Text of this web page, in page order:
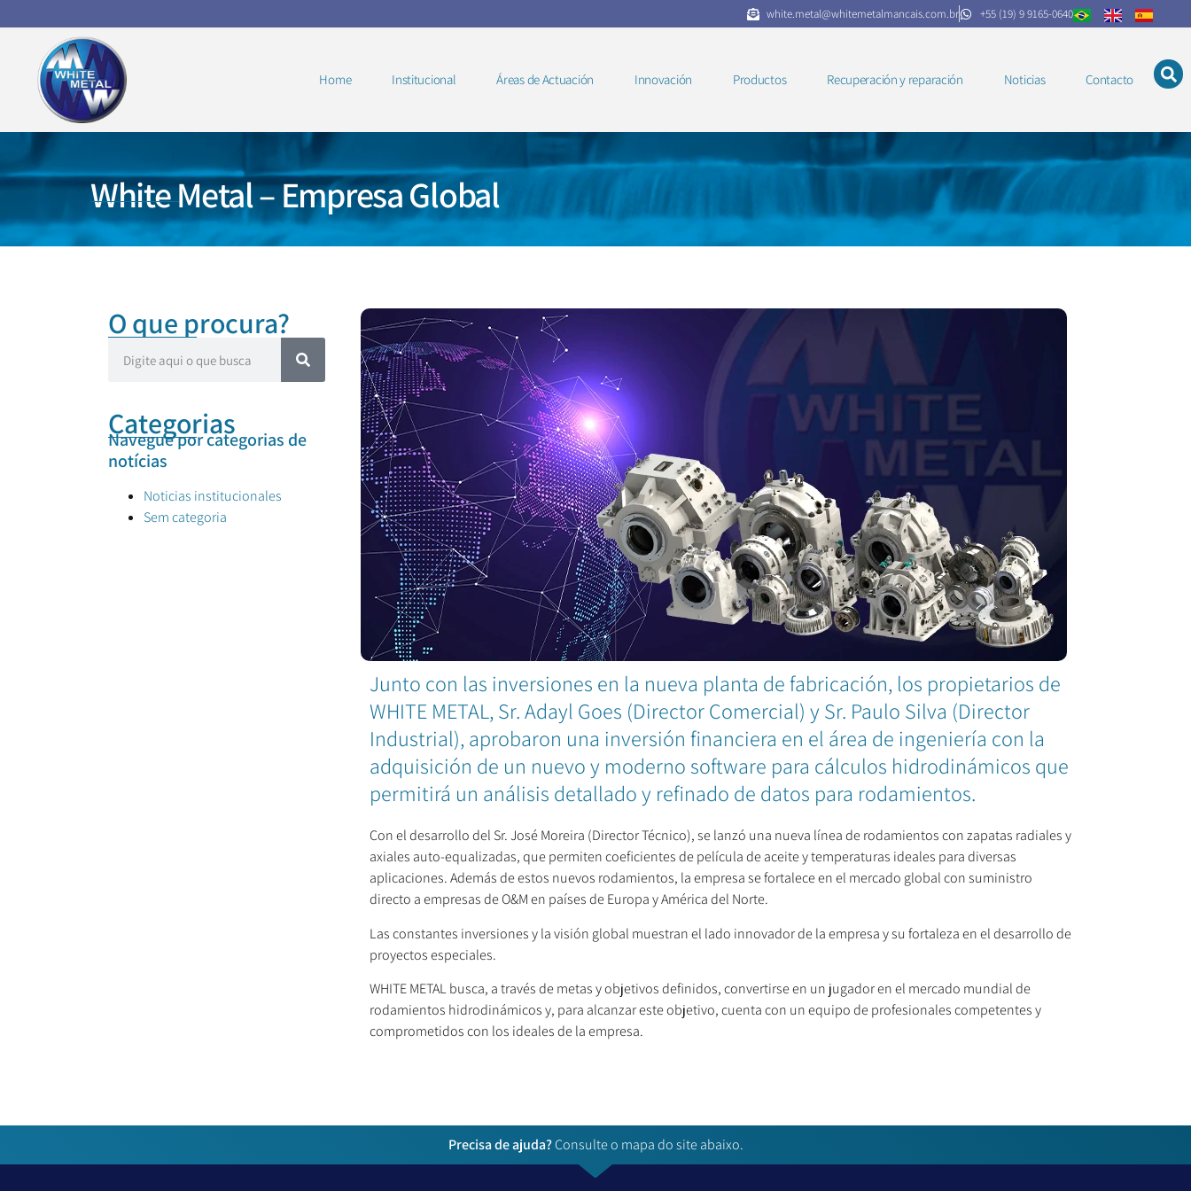
white.metal@whitemetalmancais.com.br +55 (19) 9 9165-0640
Home Institucional Áreas de Actuación Innovación Productos Recuperación y reparación Noticias Contacto
White Metal – Empresa Global
O que procura?
Categorias
Navegue por categorias de
notícias
Noticias institucionales
Sem categoria
Junto con las inversiones en la nueva planta de fabricación, los propietarios de
WHITE METAL, Sr. Adayl Goes (Director Comercial) y Sr. Paulo Silva (Director
Industrial), aprobaron una inversión financiera en el área de ingeniería con la
adquisición de un nuevo y moderno software para cálculos hidrodinámicos que
permitirá un análisis detallado y refinado de datos para rodamientos.
Con el desarrollo del Sr. José Moreira (Director Técnico), se lanzó una nueva línea de rodamientos con zapatas radiales y
axiales auto-equalizadas, que permiten coeficientes de película de aceite y temperaturas ideales para diversas
aplicaciones. Además de estos nuevos rodamientos, la empresa se fortalece en el mercado global con suministro
directo a empresas de O&M en países de Europa y América del Norte.
Las constantes inversiones y la visión global muestran el lado innovador de la empresa y su fortaleza en el desarrollo de
proyectos especiales.
WHITE METAL busca, a través de metas y objetivos definidos, convertirse en un jugador en el mercado mundial de
rodamientos hidrodinámicos y, para alcanzar este objetivo, cuenta con un equipo de profesionales competentes y
comprometidos con los ideales de la empresa.
Precisa de ajuda?Consulte o mapa do site abaixo.